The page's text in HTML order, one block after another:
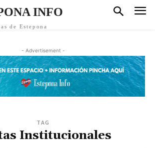
INFO
de Estepona
- Advertisement -
TAG
Institucionales